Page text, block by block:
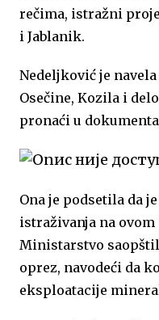
rečima, istražni
i Jablanik.
Nedeljković je
Osečine, Kozila i
pronaći u
Ona je podsetila da
istraživanja na
Ministarstvo
oprez, navodeći da
eksploatacije